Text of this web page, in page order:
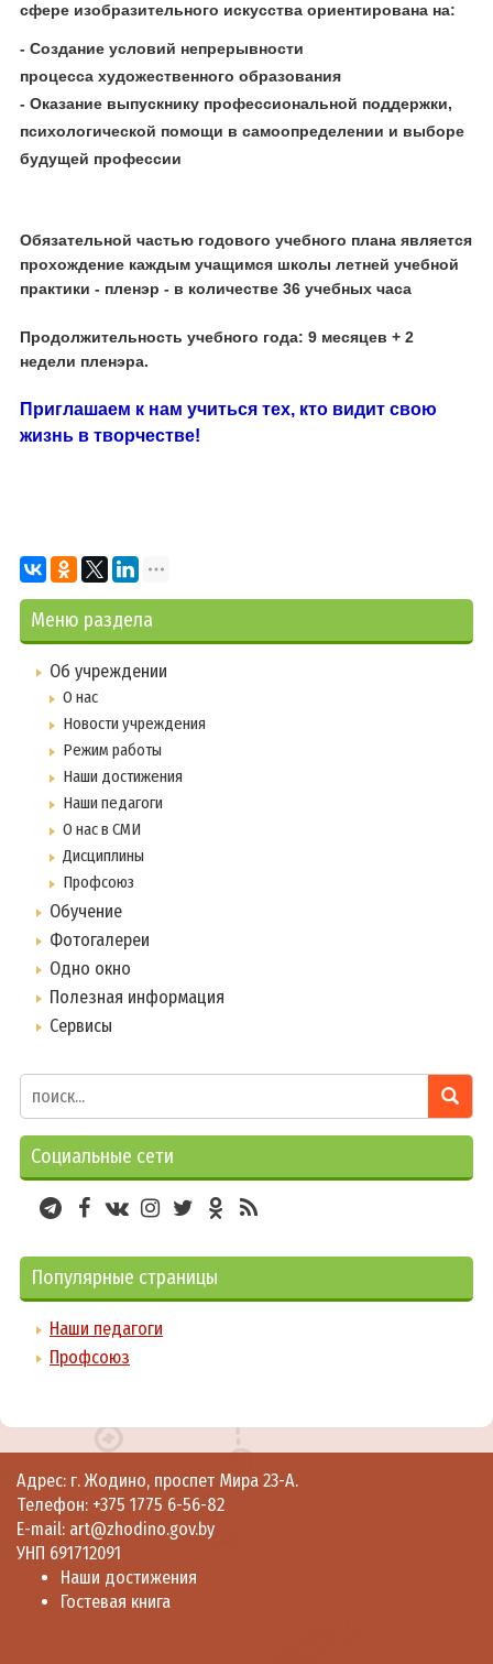
сфере изобразительного искусства ориентирована на:
- Создание условий непрерывности
процесса художественного образования
- Оказание выпускнику профессиональной поддержки,
психологической помощи в самоопределении и выборе
будущей профессии
Обязательной частью годового учебного плана является
прохождение каждым учащимся школы летней учебной
практики - пленэр - в количестве 36 учебных часа
Продолжительность учебного года: 9 месяцев + 2
недели пленэра.
Приглашаем к нам учиться тех, кто видит свою
жизнь в творчестве!
Меню раздела
Об учреждении
О нас
Новости учреждения
Режим работы
Наши достижения
Наши педагоги
О нас в СМИ
Дисциплины
Профсоюз
Обучение
Фотогалереи
Одно окно
Полезная информация
Сервисы
Социальные сети
Популярные страницы
Наши педагоги
Профсоюз
Адрес: г. Жодино, проспет Мира 23-A.
Телефон: +375 1775 6-56-82
E-mail: art@zhodino.gov.by
УНП 691712091
Наши достижения
Гостевая книга